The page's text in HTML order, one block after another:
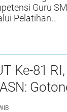
Guru
Pelatihan
Ke-81